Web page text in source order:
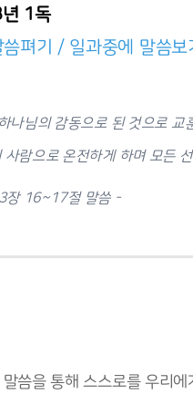
1독
펴기 / 일과중에 말씀
나님의 감동으로 된 것으로
사람으로 온전하게 하며 모든
장 16~17절 말씀 -
씀을 통해 스스로를 우리